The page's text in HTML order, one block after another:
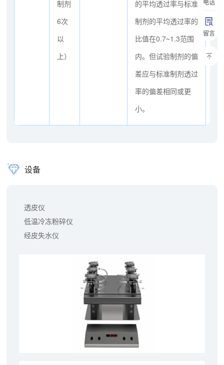
电话
留言
制剂
6次
以
上）
的平均透过率与标准
制剂的平均透过率的
比值在0.7~1.3范围
内。但试验制剂的偏
差应与标准制剂透过
率的偏差相同或更
小。
设备
透皮仪
低温冷冻粉碎仪
经皮失水仪